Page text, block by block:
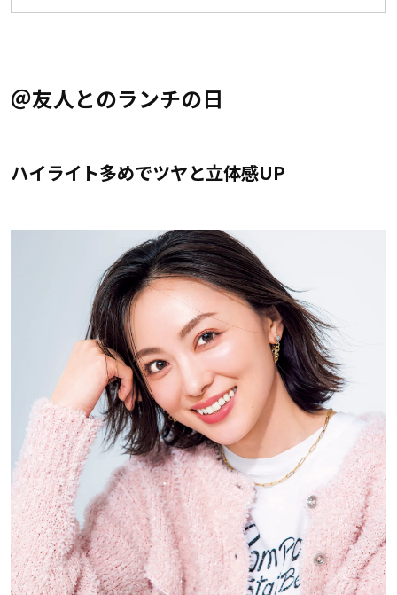
＠友人とのランチの日
ハイライト多めでツヤと立体感UP